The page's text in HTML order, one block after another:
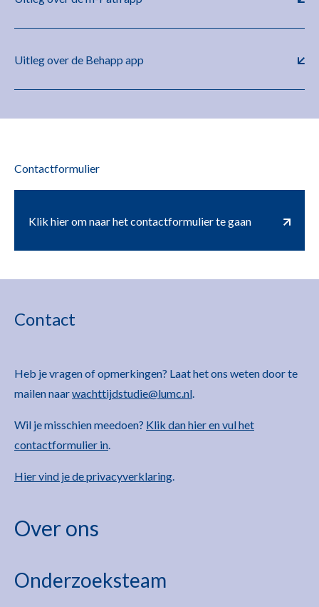
Uitleg over de Behapp app
Contactformulier
Klik hier om naar het contactformulier te gaan
Contact
Heb je vragen of opmerkingen? Laat het ons weten door te
mailen naarwachttijdstudie@lumc.nl.
Wil je misschien meedoen? Klik dan hier en vul het
contactformulier in.
Hier vind je de privacyverklaring.
Over ons
Onderzoeksteam